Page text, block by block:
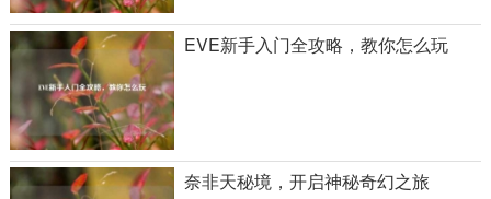
EVE新手入门全攻略，教你怎么玩
奈非天秘境，开启神秘奇幻之旅